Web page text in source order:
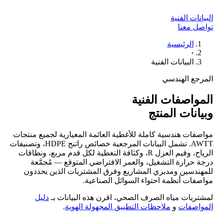
البيانات الفنية
تواصل معنا
الرئيسية
›
البيانات الفنية
المرجع الهندسي
المواصفات الفنية
وبيانات المنتج
مواصفات هندسية كاملة للأغطية العائمة المعيارية لجميع منتجات
AWTT. تشمل البيانات المرجعية خصائص راتنج HDPE، وتصنيفات
الرياح، وقيم العزل R، وكثافة التغطية لكل قدم مربع، ونطاقات
درجة حرارة التشغيل، والعمر الافتراضي المتوقع — مُجمَّعة
للمهندسين ومديري المشاريع وفرق المشتريات الذين يحددون
مواصفات أنظمة احتواء السوائل الصناعية.
لمشتريات مياه الصرف الصحي، اقرن هذه البيانات بـ دليل
المواصفات و ملاحظات التطبيق المجهولة الهوية.